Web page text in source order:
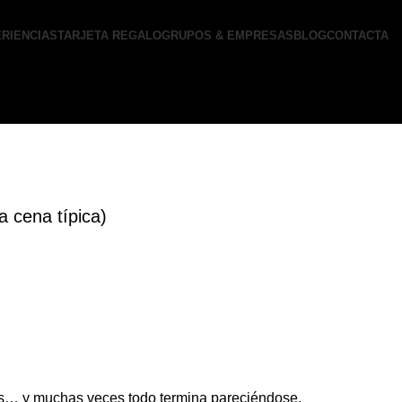
TARJETA REGALOGRUPOS & EMPRESAS BLOGCONTACTA
cena típica)
y muchas veces todo termina pareciéndose.